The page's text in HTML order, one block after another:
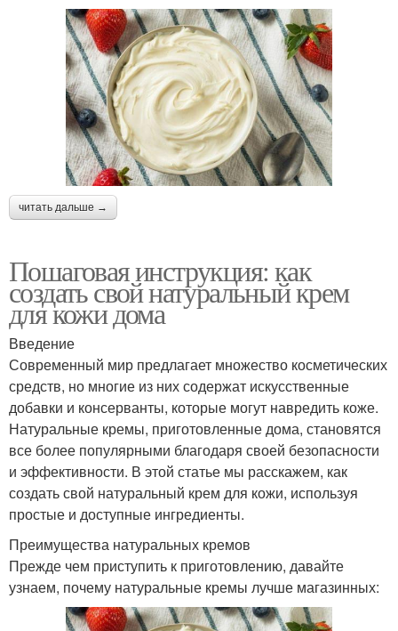
читать дальше →
Пошаговая инструкция: как
создать свой натуральный крем
для кожи дома
Введение
Современный мир предлагает множество косметических
средств, но многие из них содержат искусственные
добавки и консерванты, которые могут навредить коже.
Натуральные кремы, приготовленные дома, становятся
все более популярными благодаря своей безопасности
и эффективности. В этой статье мы расскажем, как
создать свой натуральный крем для кожи, используя
простые и доступные ингредиенты.
Преимущества натуральных кремов
Прежде чем приступить к приготовлению, давайте
узнаем, почему натуральные кремы лучше магазинных: